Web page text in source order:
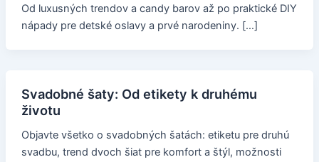
Od luxusných trendov a candy barov až po praktické DIY
nápady pre detské oslavy a prvé narodeniny. […]
Svadobné šaty: Od etikety k druhému
životu
Objavte všetko o svadobných šatách: etiketu pre druhú
svadbu, trend dvoch šiat pre komfort a štýl, možnosti